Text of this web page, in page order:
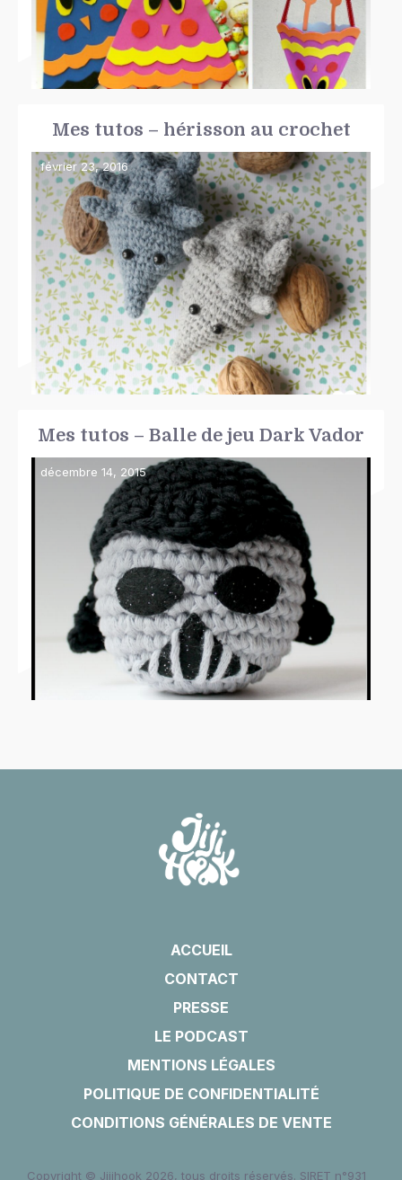
Mes tutos – hérisson au crochet
février 23, 2016
Mes tutos – Balle de jeu Dark Vador
décembre 14, 2015
ACCUEIL
CONTACT
PRESSE
LE PODCAST
MENTIONS LÉGALES
POLITIQUE DE CONFIDENTIALITÉ
CONDITIONS GÉNÉRALES DE VENTE
Copyright © Jijihook 2026, tous droits réservés. SIRET n°931